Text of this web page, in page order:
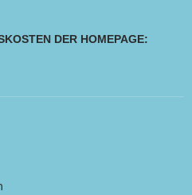
DER HOMEPAGE: